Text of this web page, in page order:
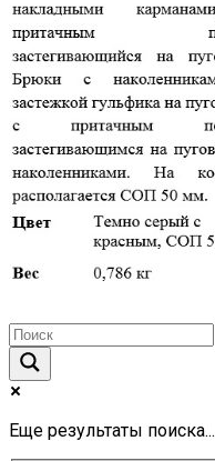
Еще результаты поиска...